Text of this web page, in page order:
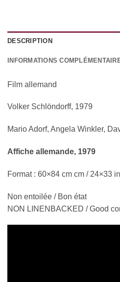
DESCRIPTION
INFORMATIONS
Film allemand
Volker Schlöndorff, 1979
Mario Adorf, Angela Winkler,
Affiche allemande, 1979
Format : 60×84 cm cm / 24×33 in
Non entoilée / Bon état
NON LINENBACKED / Good